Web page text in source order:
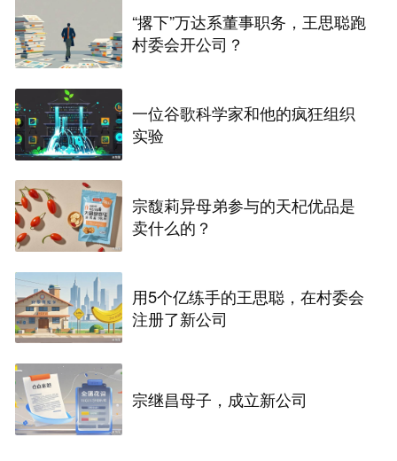
“撂下”万达系董事职务，王思聪跑
村委会开公司？
一位谷歌科学家和他的疯狂组织
实验
宗馥莉异母弟参与的天杞优品是
卖什么的？
用5个亿练手的王思聪，在村委会
注册了新公司
宗继昌母子，成立新公司